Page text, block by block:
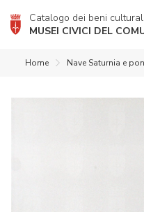
Catalogo dei beni culturali
MUSEI CIVICI DEL
Home Nave Saturnia e